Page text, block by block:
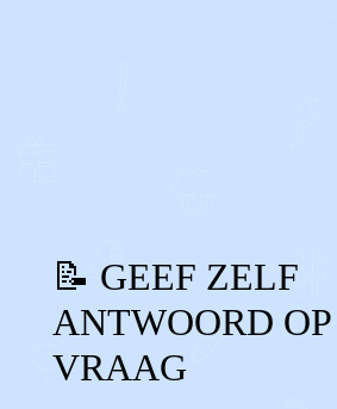
📝 GEEF ZELF
ANTWOORD
VRAAG